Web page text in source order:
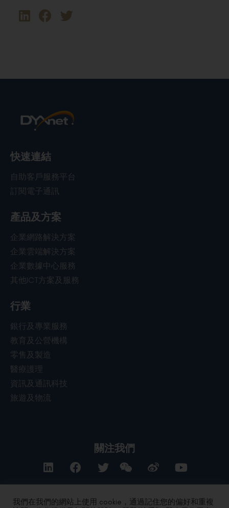
快速連結
自助客戶服務平台
訂閱電子通訊
產品及方案
企業網路解決方案
企業雲端解決方案
企業數據中心服務
其他ICT方案及服務
行業
銀行及專業服務
教育及公營機構
零售及製造
醫療護理
資訊及通訊科技
旅遊及物流
關注我們
聯絡我們
我們在我們的網站上使用 cookie，通過記住您的偏好和重複